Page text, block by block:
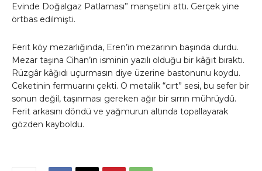
Evinde Doğalgaz Patlaması” manşetini attı. Gerçek yine
örtbas edilmişti.
Ferit köy mezarlığında, Eren’in mezarının başında durdu.
Mezar taşına Cihan’ın isminin yazılı olduğu bir kâğıt bıraktı.
Rüzgâr kâğıdı uçurmasın diye üzerine bastonunu koydu.
Ceketinin fermuarını çekti. O metalik “cırt” sesi, bu sefer bir
sonun değil, taşınması gereken ağır bir sırrın mührüydü.
Ferit arkasını döndü ve yağmurun altında topallayarak
gözden kayboldu.